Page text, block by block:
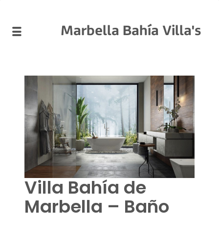
Marbella Bahía Villa's
Villa Bahía de
Marbella – Baño